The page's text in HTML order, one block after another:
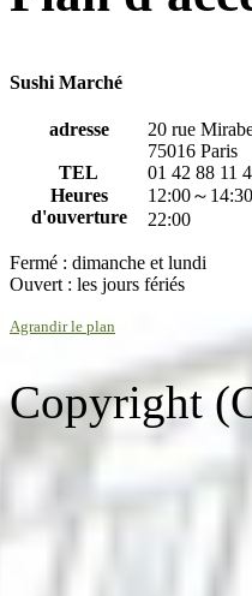
Sushi Marché
adresse
20 rue
75016 Paris
TEL
01 42 88 11
Heures
d'ouverture
12:00～
22:00
Fermé : dimanche et lundi
Ouvert : les jours fériés
Agrandir le plan
Copyright